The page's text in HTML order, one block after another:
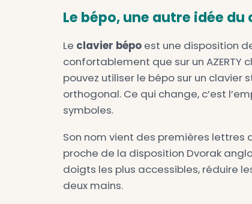
Le bépo, une autre
Leclavier bépoest une
confortablement que sur un
pouvez utiliser le bépo sur